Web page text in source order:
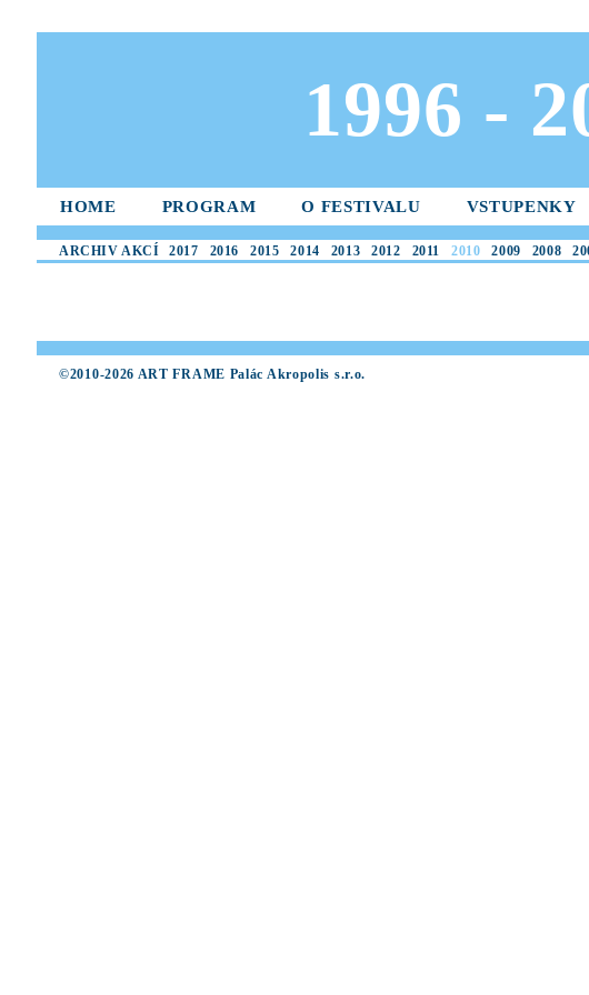
1996 -
HOME PROGRAM O FESTIVALU VSTUPENKY
ARCHIV AKCÍ 2017 2016 2015 2014 2013 2012 2011 2010 2009 2008
©2010-2026 ART FRAME Palác Akropolis s.r.o.